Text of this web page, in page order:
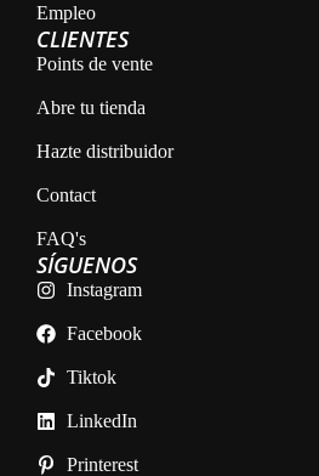
Empleo
CLIENTES
Points de vente
Abre tu tienda
Hazte distribuidor
Contact
FAQ's
SÍGUENOS
Instagram
Facebook
Tiktok
LinkedIn
Printerest